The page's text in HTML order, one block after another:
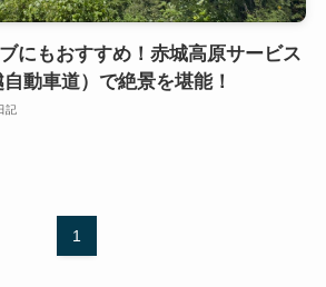
にもおすすめ！赤城高原サービス
動車道）で絶景を堪能！
記
1